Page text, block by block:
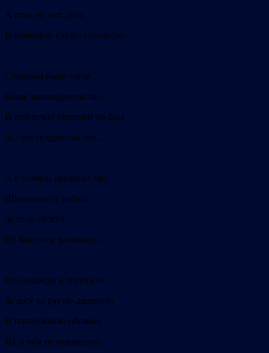
А отец её, вот дела,
В немецкой служил полиции.
Суровым было тогда
Наше законодательство,
И публично повешен он был
За своё предательство…
А с Томкой дружили мы,
Школьные её ребята.
За отца своего
Не была она виновата…
Но однажды я дёрнул её
За косу её русую длинную
И полицайкою обозвал,
Ни в чём не повинную.